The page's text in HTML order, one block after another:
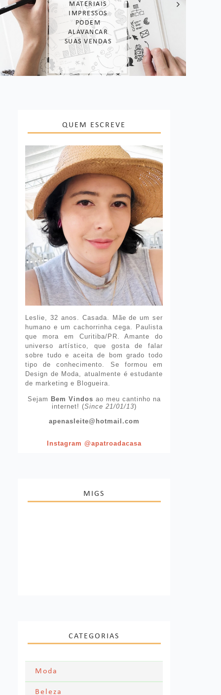
MATERIAIS
IMPRESSOS
PODEM
ALAVANCAR
SUAS VENDAS
QUEM ESCREVE
Leslie, 32 anos. Casada. Mãe de um ser
humano e um cachorrinha cega. Paulista
que mora em Curitiba/PR. Amante do
universo artístico, que gosta de falar
sobre tudo e aceita de bom grado todo
tipo de conhecimento. Se formou em
Design de Moda, atualmente é estudante
de marketing e Blogueira.
Sejam Bem Vindos ao meu cantinho na
internet! (Since 21/01/13)
apenasleite@hotmail.com
Instagram @apatroadacasa
MIGS
CATEGORIAS
Moda
Moda Festa
Beleza